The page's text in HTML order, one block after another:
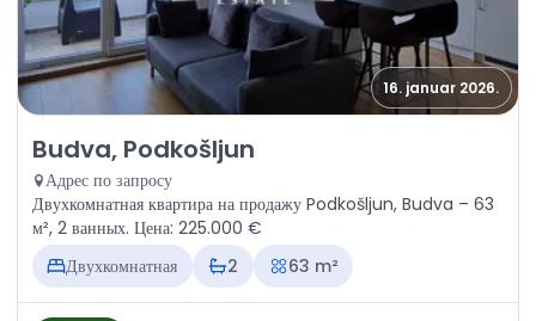
16. januar 2026.
Продажа - Квартира Budva, Podkošljun
Budva, Podkošljun
Адрес по запросу
Двухкомнатная квартира на продажу Podkošljun, Budva – 63
м², 2 ванных. Цена: 225.000 €
Двухкомнатная
2 63 m²